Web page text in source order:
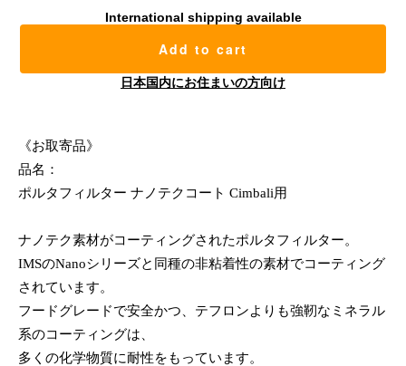
International shipping available
Add to cart
日本国内にお住まいの方向け
《お取寄品》
品名：
ポルタフィルター ナノテクコート Cimbali用
ナノテク素材がコーティングされたポルタフィルター。
IMSのNanoシリーズと同種の非粘着性の素材でコーティング
されています。
フードグレードで安全かつ、テフロンよりも強靭なミネラル
系のコーティングは、
多くの化学物質に耐性をもっています。